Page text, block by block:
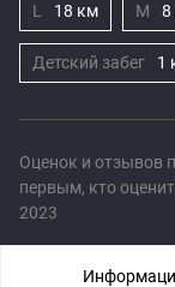
Оценок и отзывов
первым, кто
2023
L 18 км M 8
Детский забег 1